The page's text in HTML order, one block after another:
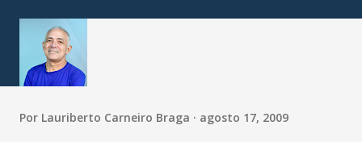
Por Lauriberto Carneiro Braga agosto 17, 2009